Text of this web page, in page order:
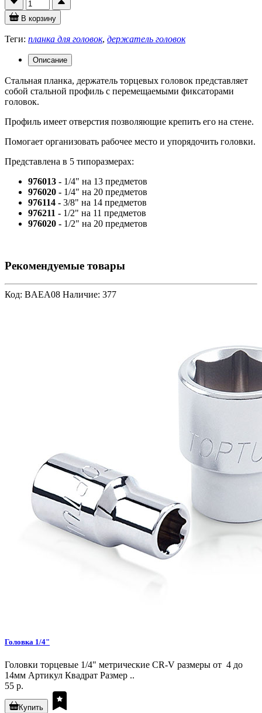
В корзину
Теги: планка для головок, держатель головок
Описание
Стальная планка, держатель торцевых головок представляет
собой стальной профиль с перемещаемыми фиксаторами
головок.
Профиль имеет отверстия позволяющие крепить его на стене.
Помогает организовать рабочее место и упорядочить головки.
Представлена в 5 типоразмерах:
976013 - 1/4" на 13 предметов
976020 - 1/4" на 20 предметов
976114 - 3/8" на 14 предметов
976211 - 1/2" на 11 предметов
976020 - 1/2" на 20 предметов
Рекомендуемые товары
Код: BAEA08 Наличие: 377
Головка 1/4"
Головки торцевые 1/4" метрические CR-V размеры от 4 до
14мм Артикул Квадрат Размер ..
55 р.
Купить